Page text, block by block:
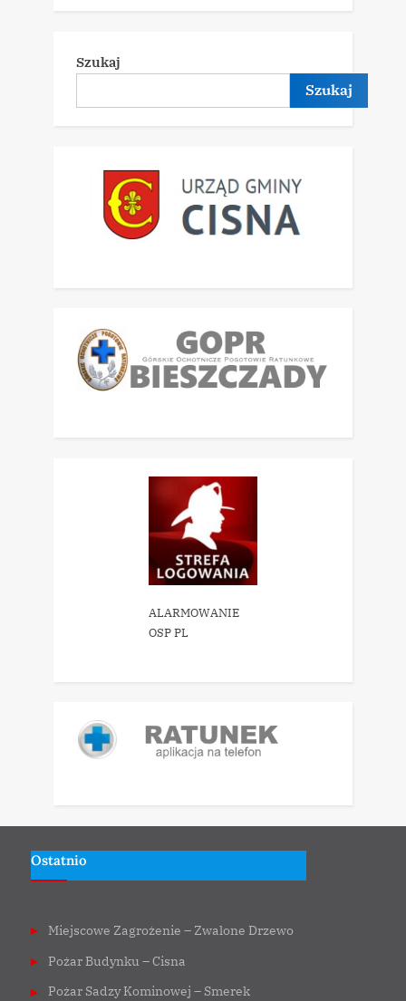
Szukaj
Szukaj
ALARMOWANIE
OSP PL
Ostatnio
Miejscowe Zagrożenie – Zwalone Drzewo
Pożar Budynku – Cisna
Pożar Sadzy Kominowej – Smerek